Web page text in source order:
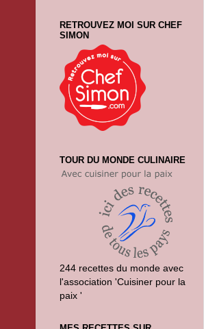
RETROUVEZ MOI SUR CHEF
SIMON
TOUR DU MONDE CULINAIRE
244 recettes du monde avec
l'association 'Cuisiner pour la
paix '